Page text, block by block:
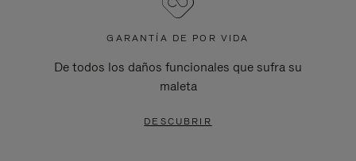
GARANTÍA DE POR VIDA
De todos los daños funcionales que sufra su
maleta
DESCUBRIR